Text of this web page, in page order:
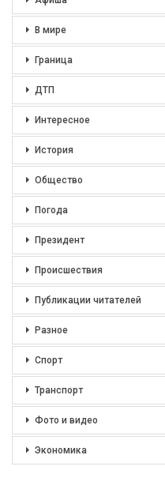
В мире
Граница
ДТП
Интересное
История
Общество
Погода
Президент
Происшествия
Публикации читателей
Разное
Спорт
Транспорт
Фото и видео
Экономика